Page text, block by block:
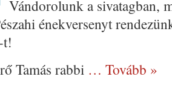
Vándorolunk a sivatagban,
énekversenyt
t!
Tamás rabbi … Tovább »